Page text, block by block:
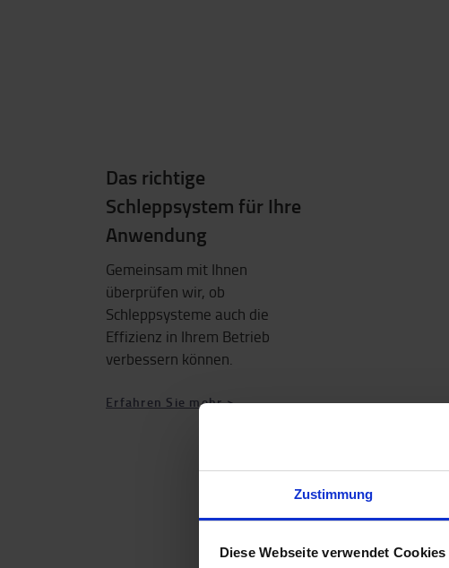
Zustimmung
Diese Webseite verwendet Cookies
Das richtige
Schleppsystem für Ihre
Anwendung
Gemeinsam mit Ihnen
überprüfen wir, ob
Schleppsysteme auch die
Effizienz in Ihrem Betrieb
verbessern können.
Erfahren Sie mehr >